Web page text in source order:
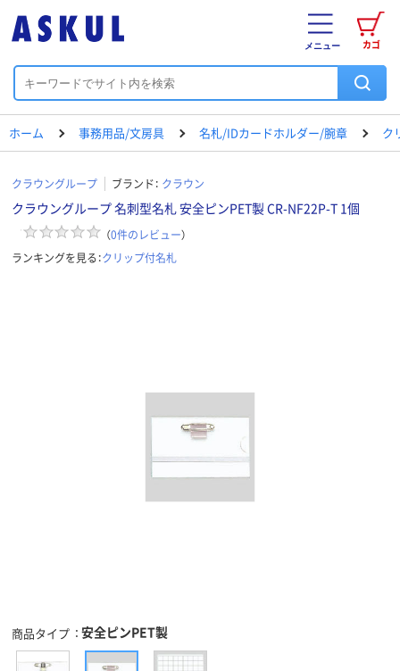
カゴ
メニュー
ホーム 事務用品/文房具 名札/IDカードホルダー/腕章 ク
クラウングループ ブランド： クラウン
クラウングループ 名刺型名札 安全ピンPET製 CR-NF22P-T 1個
（0件のレビュー）
ランキングを見る：クリップ付名札
商品タイプ 安全ピンPET製